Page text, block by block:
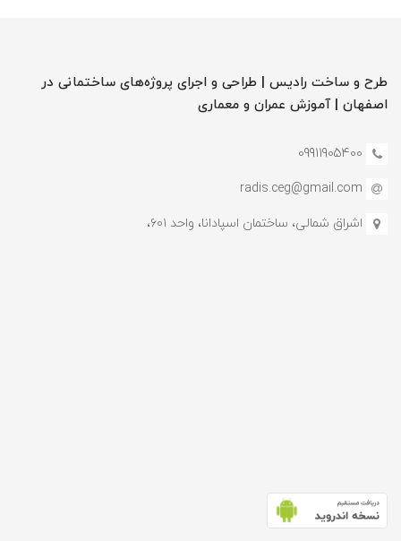
طرح و ساخت رادیس | طراحی و اجرای پروژه‌های ساختمانی در
اصفهان | آموزش‌ عمران و معماری
09911905400
radis.ceg@gmail.com
اشراق شمالی، ساختمان اسپادانا، واحد ۶۰۱،